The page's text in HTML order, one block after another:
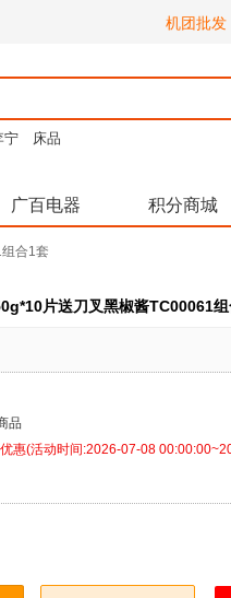
机团批发
宁 床品
广百电器 积分商城
合1套
片送刀叉黑椒酱TC00061
品
惠(活动时间:2026-07-08